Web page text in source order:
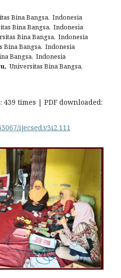
Bina Bangsa, Indonesia
Bina Bangsa, Indonesia
Bina Bangsa, Indonesia
Bina Bangsa, Indonesia
Bangsa, Indonesia
Universitas Bina Bangsa,
439 times | PDF downloaded:
ijecsed.v3i2.111